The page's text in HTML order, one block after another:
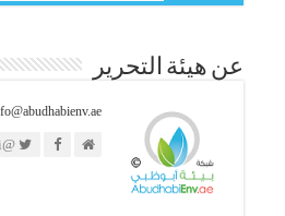
عن هيئة التحرير
@https://twitter.com/envabudhabi